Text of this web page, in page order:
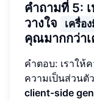
คำถามที่ 5:
วางใจ
เครื่อ
คุณมากกว่า
คำตอบ: เราให้
ความเป็นส่วนตั
client-side